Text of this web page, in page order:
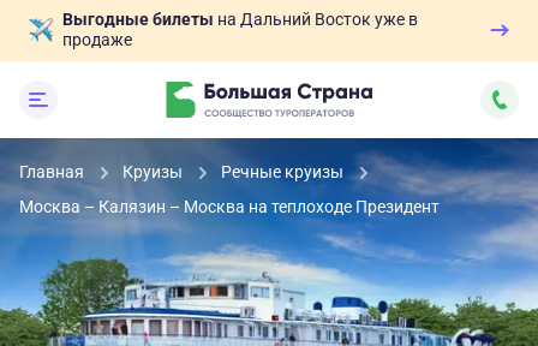
Выгодные билеты на Дальний Восток уже в
продаже
Главная Круизы
Речные круизы
Москва – Калязин – Москва на теплоходе Президент